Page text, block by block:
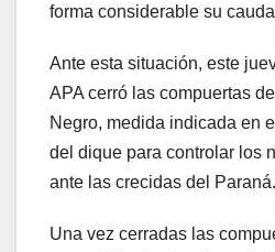
forma considerable su
Ante esta situación, este
APA cerró las compuertas
Negro, medida indicada en
del dique para controlar los
ante las crecidas del Paraná.
Una vez cerradas las